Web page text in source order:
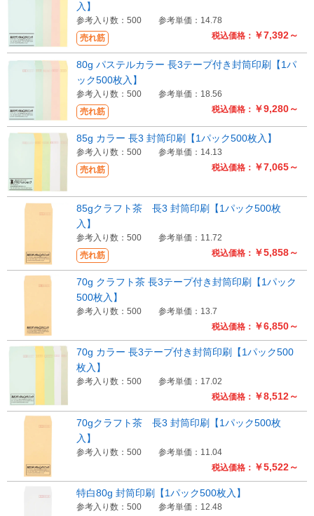
売れ筋 税込価格： ￥7,392～
入】
参考入り数：500 参考単価：14.78
売れ筋 税込価格： ￥9,280～
80g パステルカラー 長3テープ付き封筒印刷【1パ
ック500枚入】
参考入り数：500 参考単価：18.56
売れ筋 税込価格： ￥7,065～
85g カラー 長3 封筒印刷【1パック500枚入】
参考入り数：500 参考単価：14.13
売れ筋 税込価格： ￥5,858～
85gクラフト茶 長3 封筒印刷【1パック500枚
入】
参考入り数：500 参考単価：11.72
税込価格： ￥6,850～
70g クラフト茶 長3テープ付き封筒印刷【1パック
500枚入】
参考入り数：500 参考単価：13.7
税込価格： ￥8,512～
70g カラー 長3テープ付き封筒印刷【1パック500
枚入】
参考入り数：500 参考単価：17.02
税込価格： ￥5,522～
70gクラフト茶 長3 封筒印刷【1パック500枚
入】
参考入り数：500 参考単価：11.04
特白80g 封筒印刷【1パック500枚入】
参考入り数：500 参考単価：12.48